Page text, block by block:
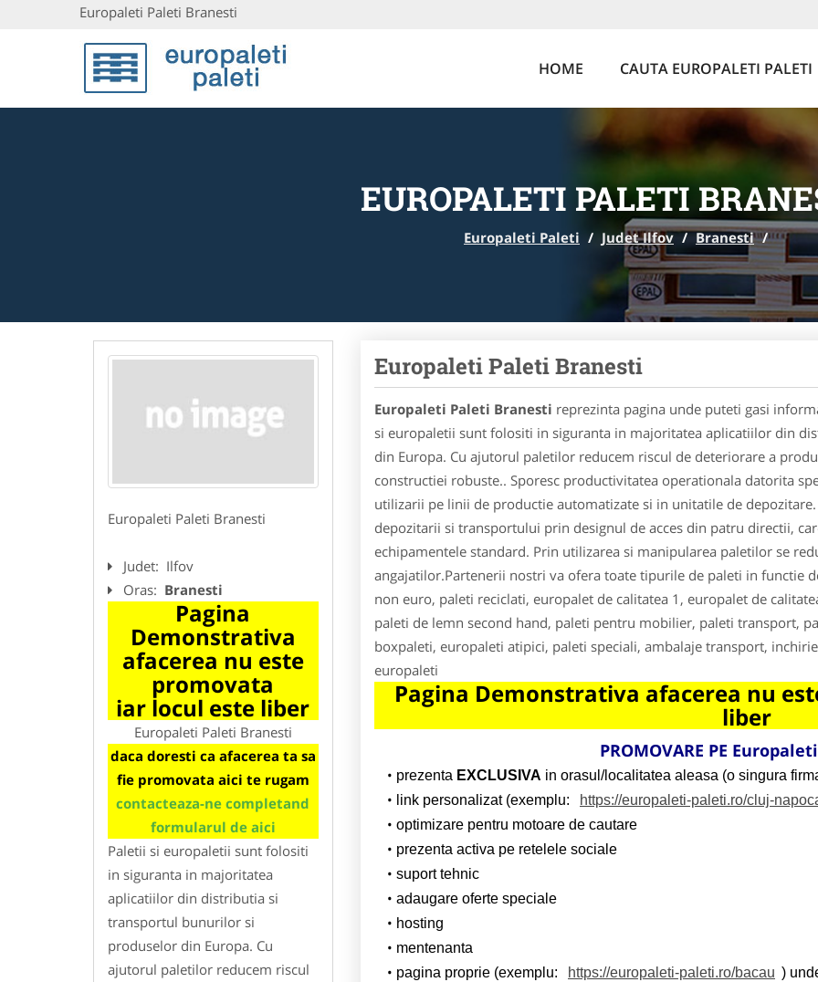
Europaleti Paleti Branesti
HOME CAUTA EUROPALETI PALETI
EUROPALETI PALETI
Europaleti Paleti / Judet Ilfov / Branesti /
Europaleti Paleti Branesti
Judet: Ilfov
Oras: Branesti
Pagina
Demonstrativa
afacerea nu este
promovata
iar locul este liber
Europaleti Paleti Branesti
daca doresti ca afacerea ta sa
fie promovata aici te rugam
contacteaza-ne completand
formularul de aici
Paletii si europaletii sunt folositi
in siguranta in majoritatea
aplicatiilor din distributia si
transportul bunurilor si
produselor din Europa. Cu
ajutorul paletilor reducem riscul
Europaleti Paleti Branesti
Europaleti Paleti Branesti reprezinta pagina unde puteti gasi
si europaletii sunt folositi in siguranta in majoritatea aplicatiilor din
din Europa. Cu ajutorul paletilor reducem riscul de deteriorare a
constructiei robuste.. Sporesc productivitatea operationala datorita
utilizarii pe linii de productie automatizate si in unitatile de
depozitarii si transportului prin designul de acces din patru directii,
echipamentele standard. Prin utilizarea si manipularea paletilor se
angajatilor.Partenerii nostri va ofera toate tipurile de paleti in functie
non euro, paleti reciclati, europalet de calitatea 1, europalet de
paleti de lemn second hand, paleti pentru mobilier, paleti transport,
boxpaleti, europaleti atipici, paleti speciali, ambalaje transport,
europaleti
Pagina Demonstrativa afacerea nu
liber
PROMOVARE PE
prezenta EXCLUSIVA in orasul/localitatea aleasa (o singura
link personalizat (exemplu:
https://europaleti-paleti.ro/cluj-
optimizare pentru motoare de cautare
prezenta activa pe retelele sociale
suport tehnic
adaugare oferte speciale
hosting
mentenanta
pagina proprie (exemplu:
https://europaleti-paleti.ro/bacau )